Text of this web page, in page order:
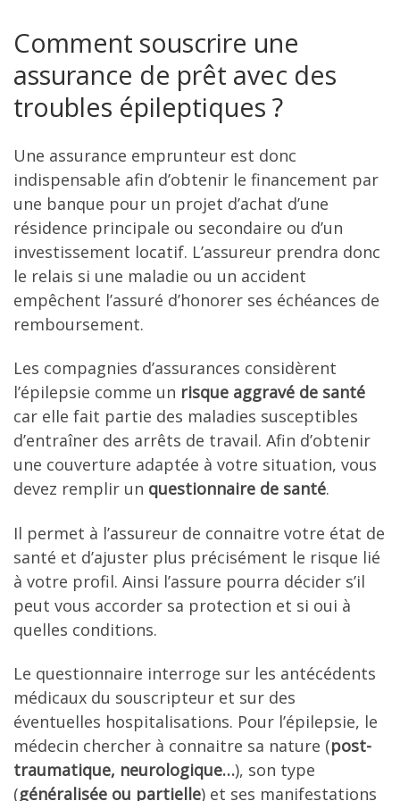
Comment souscrire une
assurance de prêt avec des
troubles épileptiques ?
Une assurance emprunteur est donc
indispensable afin d’obtenir le financement par
une banque pour un projet d’achat d’une
résidence principale ou secondaire ou d’un
investissement locatif. L’assureur prendra donc
le relais si une maladie ou un accident
empêchent l’assuré d’honorer ses échéances de
remboursement.
Les compagnies d’assurances considèrent
l’épilepsie comme un risque aggravé de santé
car elle fait partie des maladies susceptibles
d’entraîner des arrêts de travail. Afin d’obtenir
une couverture adaptée à votre situation, vous
devez remplir un questionnaire de santé.
Il permet à l’assureur de connaitre votre état de
santé et d’ajuster plus précisément le risque lié
à votre profil. Ainsi l’assure pourra décider s’il
peut vous accorder sa protection et si oui à
quelles conditions.
Le questionnaire interroge sur les antécédents
médicaux du souscripteur et sur des
éventuelles hospitalisations. Pour l’épilepsie, le
médecin chercher à connaitre sa nature (post-
traumatique, neurologique…), son type
(généralisée ou partielle) et ses manifestations